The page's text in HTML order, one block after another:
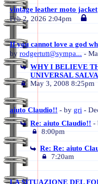
vintage leather moto jacket
Feb 2, 2026 2:04pm
If you cannot love a god
by rodgertutt@sympa... -
WHY I BELIEVE
UNIVERSAL
May 3, 2008 8:25pm
aiuto Claudio!! - by gri -
Re: aiuto Claudio!! -
8:00pm
Re: Re: aiuto
7:20am
LA SITUAZIONE DEL